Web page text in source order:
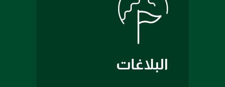
البلاغات